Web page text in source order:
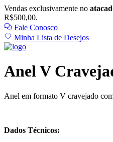
Vendas exclusivamente no
R$500,00.
Fale Conosco
Minha Lista de Desejos
Anel V
Anel em formato V cravejado
Dados Técnicos: